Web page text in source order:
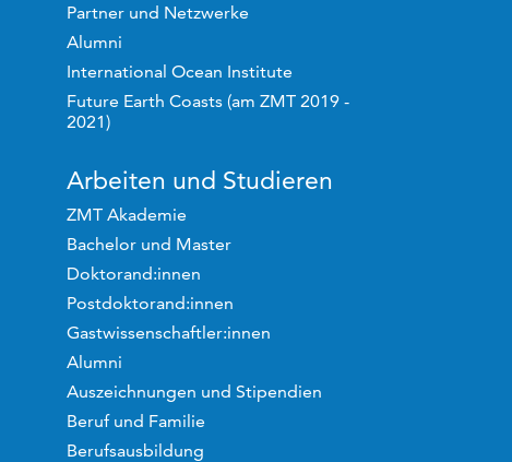
Partner und Netzwerke
Alumni
International Ocean Institute
Future Earth Coasts (am ZMT 2019 -
2021)
Arbeiten und Studieren
ZMT Akademie
Bachelor und Master
Doktorand:innen
Postdoktorand:innen
Gastwissenschaftler:innen
Alumni
Auszeichnungen und Stipendien
Beruf und Familie
Berufsausbildung